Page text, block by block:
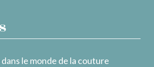
le monde de la couture